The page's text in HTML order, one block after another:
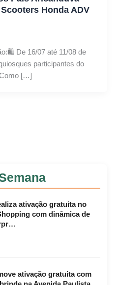
Honda ADV
De 16/07 até 11/08 de
participantes do
[…]
ativação gratuita no
com dinâmica de
ativação gratuita com